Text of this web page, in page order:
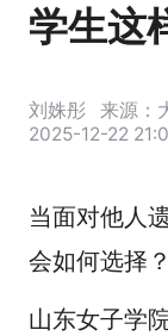
学生这
刘姝彤
来源：
2025-12-22
当面对他人
会如何选择？
山东女子学